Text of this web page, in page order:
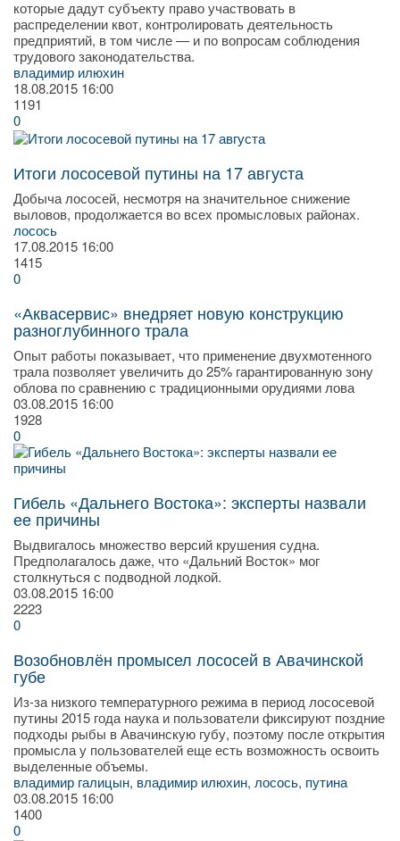
которые дадут субъекту право участвовать в
распределении квот, контролировать деятельность
предприятий, в том числе — и по вопросам соблюдения
трудового законодательства.
владимир илюхин
18.08.2015 16:00
1191
0
Итоги лососевой путины на 17 августа
Добыча лососей, несмотря на значительное снижение
выловов, продолжается во всех промысловых районах.
лосось
17.08.2015 16:00
1415
0
«Аквасервис» внедряет новую конструкцию
разноглубинного трала
Опыт работы показывает, что применение двухмотенного
трала позволяет увеличить до 25% гарантированную зону
облова по сравнению с традиционными орудиями лова
03.08.2015 16:00
1928
0
Гибель «Дальнего Востока»: эксперты назвали
ее причины
Выдвигалось множество версий крушения судна.
Предполагалось даже, что «Дальний Восток» мог
столкнуться с подводной лодкой.
03.08.2015 16:00
2223
0
Возобновлён промысел лососей в Авачинской
губе
Из-за низкого температурного режима в период лососевой
путины 2015 года наука и пользователи фиксируют поздние
подходы рыбы в Авачинскую губу, поэтому после открытия
промысла у пользователей еще есть возможность освоить
выделенные объемы.
владимир галицын, владимир илюхин, лосось, путина
03.08.2015 16:00
1400
0